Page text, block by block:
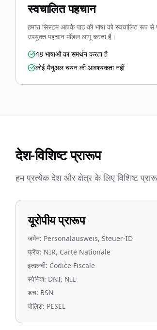
स्वचालित पहचान
हमारा सिस्टम आपके पाठ की भाषा को स्वचालित रूप
उपयुक्त पहचान मॉडल लागू करता है।
48 भाषाओं का समर्थन करता है
कोई मैनुअल चयन की आवश्यकता नहीं
देश-विशिष्ट प्रारूप
हम प्रत्येक देश और क्षेत्र के लिए विशिष्ट
यूरोपीय प्रारूप
जर्मन: Personalausweis, Steuer-ID
फ्रेंच: NIR, Carte Nationale
इतालवी: Codice Fiscale
स्पेनिश: DNI, NIE
डच: BSN
पोलिश: PESEL